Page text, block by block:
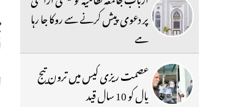
پر دعوی پیش کرنے سے روکا جا رہا
ہے
عصمت ریزی کیس میں ترون تیج
پال کو 10 سال قید